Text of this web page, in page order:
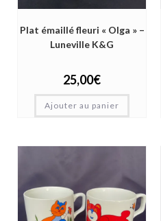
Plat émaillé fleuri « Olga » –
Luneville K&G
25,00€
Ajouter au panier